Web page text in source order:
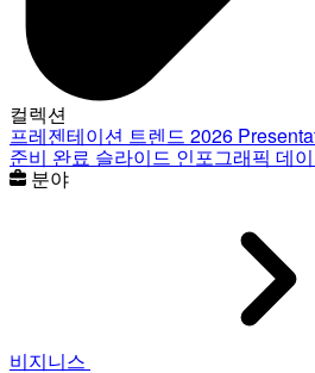
컬렉션
프레젠테이션 트렌드 2026
준비 완료 슬라이드 인포그래픽 데
분야
비지니스